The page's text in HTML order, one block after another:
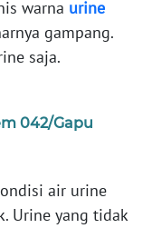
warna urine
gampang.
saja.
042/Gapu
air urine
Urine yang tidak